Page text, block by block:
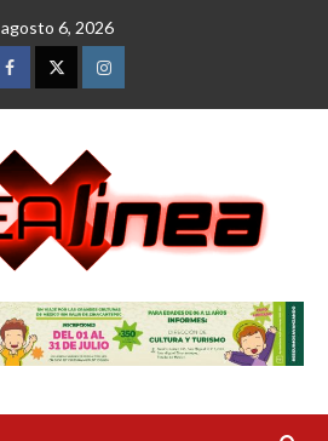
agosto 6, 2026
FacebookTwitterInstagram